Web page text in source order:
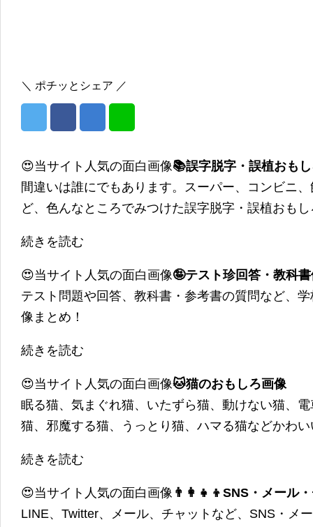
＼ ポチッとシェア ／
😍当サイト人気の面白画像📚誤字脱字・誤植おも
間違いは誰にでもあります。スーパー、コンビニ
ど、色んなところでみつけた誤字脱字・誤植おも
続きを読む
😍当サイト人気の面白画像🤪テスト珍回答・教科
テスト問題や回答、教科書・参考書の質問など、
像まとめ！
続きを読む
😍当サイト人気の面白画像🐱猫のおもしろ画像
眠る猫、気まぐれ猫、いたずら猫、動けない猫、
猫、邪魔する猫、うっとり猫、ハマる猫などかわ
続きを読む
😍当サイト人気の面白画像 👨‍👩‍👧‍👦SNS・メール
LINE、Twitter、メール、チャットなど、SNS・メ